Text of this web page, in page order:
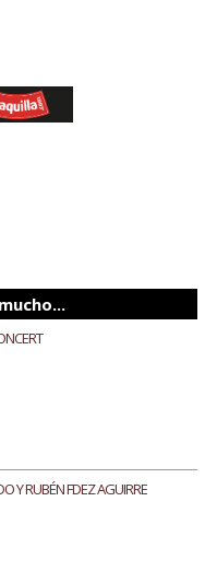
Y RUBÉN FDEZ AGUIRRE